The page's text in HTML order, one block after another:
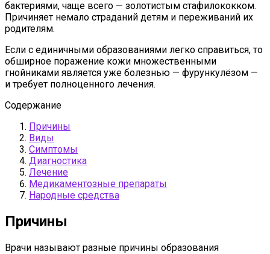
бактериями, чаще всего — золотистым стафилококком.
Причиняет немало страданий детям и переживаний их
родителям.
Если с единичными образованиями легко справиться, то
обширное поражение кожи множественными
гнойниками является уже болезнью — фурункулёзом —
и требует полноценного лечения.
Содержание
Причины
Виды
Симптомы
Диагностика
Лечение
Медикаментозные препараты
Народные средства
Причины
Врачи называют разные причины образования